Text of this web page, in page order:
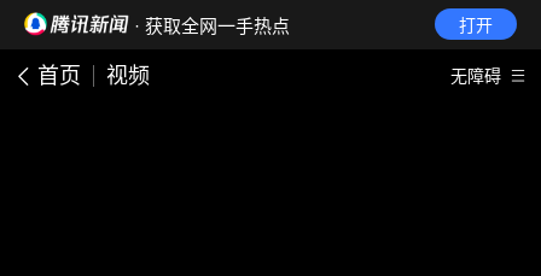
· 获取全网一手热点 打开
首页 视频 无障碍